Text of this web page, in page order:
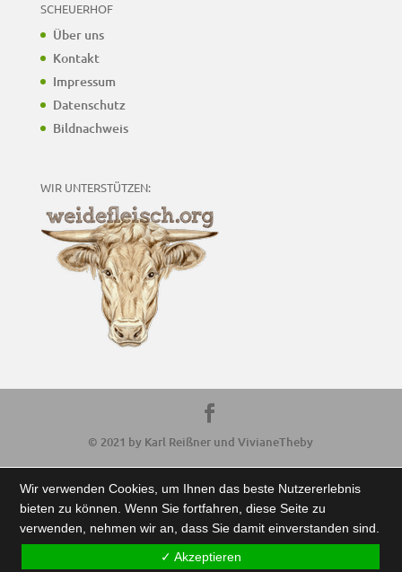
SCHEUERHOF
Über uns
Kontakt
Impressum
Datenschutz
Bildnachweis
WIR UNTERSTÜTZEN:
© 2021 by Karl Reißner und VivianeTheby
Wir verwenden Cookies, um Ihnen das beste Nutzererlebnis
bieten zu können. Wenn Sie fortfahren, diese Seite zu
verwenden, nehmen wir an, dass Sie damit einverstanden sind.
✓ Akzeptieren